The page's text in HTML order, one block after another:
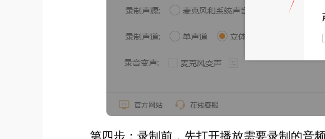
第四步：录制前，先打开播放需要录制的音